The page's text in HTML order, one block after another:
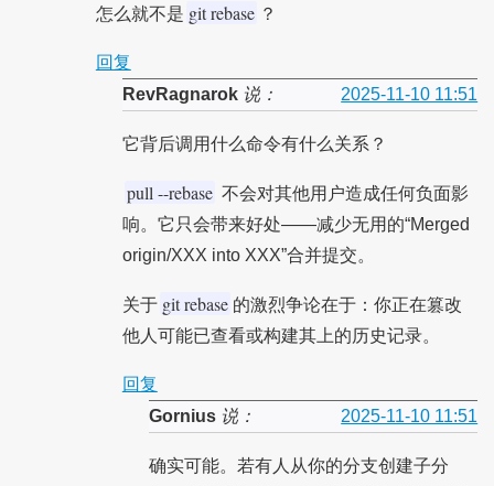
怎么就不是 git rebase ？
回复
RevRagnarok说： 2025-11-10 11:51
它背后调用什么命令有什么关系？
pull --rebase 不会对其他用户造成任何负面影
响。它只会带来好处——减少无用的“Merged
origin/XXX into XXX”合并提交。
关于 git rebase 的激烈争论在于：你正在篡改
他人可能已查看或构建其上的历史记录。
回复
Gornius说： 2025-11-10 11:51
确实可能。若有人从你的分支创建子分